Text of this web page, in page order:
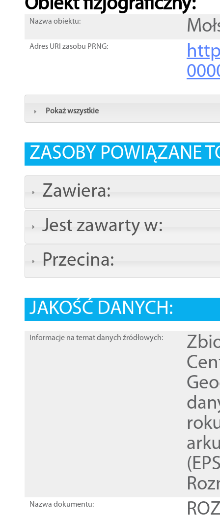
Obiekt fizjograficzny:
Nazwa obiektu:
Adres URI zasobu PRNG:
Pokaż wszystkie
ZASOBY POWIĄZANE
Zawiera:
Jest zawarty w:
Przecina:
JAKOŚĆ DANYCH:
Informacje na temat danych źródłowych:
Nazwa dokumentu: